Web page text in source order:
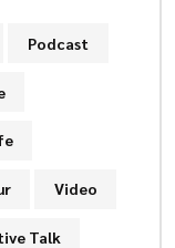
Podcast
Video
Talk